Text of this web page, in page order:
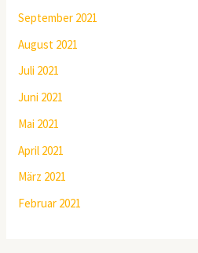
September 2021
August 2021
Juli 2021
Juni 2021
Mai 2021
April 2021
März 2021
Februar 2021